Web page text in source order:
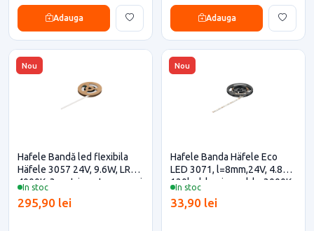
Adauga Adauga
Nou
In stoc
Hafele Bandă led flexibila
Häfele 3057 24V, 9.6W, LR
4000K, 3 metri pentru casa si
295,90 lei
Nou
In stoc
Hafele Banda Häfele Eco
LED 3071, l=8mm,24V, 4.8W,
120led, lumina calda, 3000K
eficiente
33,90 lei